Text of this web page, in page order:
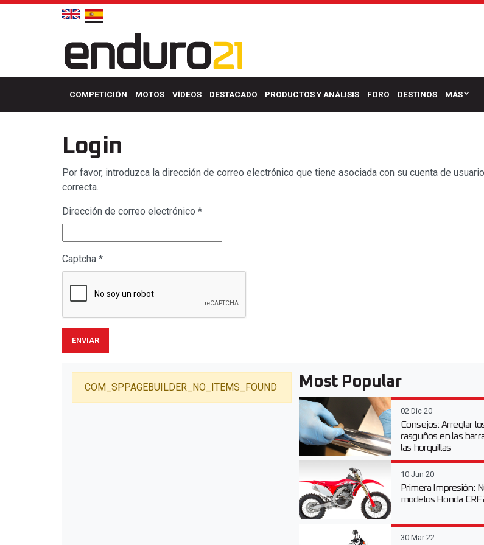
COMPETICIÓN MOTOS VÍDEOS DESTACADO PRODUCTOS Y ANÁLISIS FORO DESTINOS MÁS
Login
Por favor, introduzca la dirección de correo electrónico que tiene asociada con su cuenta de
correcta.
Dirección de correo electrónico *
Captcha *
ENVIAR
COM_SPPAGEBUILDER_NO_ITEMS_FOUND Most Popular
02 Dic 20
Consejos: Arreglar
rasguños en las
las horquillas
10 Jun 20
Primera Impresión:
modelos Honda CRF
30 Mar 22